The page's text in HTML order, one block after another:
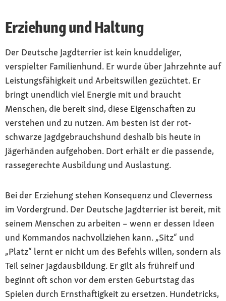
Erziehung und Haltung
Der Deutsche Jagdterrier ist kein knuddeliger,
verspielter Familienhund. Er wurde über Jahrzehnte auf
Leistungsfähigkeit und Arbeitswillen gezüchtet. Er
bringt unendlich viel Energie mit und braucht
Menschen, die bereit sind, diese Eigenschaften zu
verstehen und zu nutzen. Am besten ist der rot-
schwarze Jagdgebrauchshund deshalb bis heute in
Jägerhänden aufgehoben. Dort erhält er die passende,
rassegerechte Ausbildung und Auslastung.
Bei der Erziehung stehen Konsequenz und Cleverness
im Vordergrund. Der Deutsche Jagdterrier ist bereit, mit
seinem Menschen zu arbeiten – wenn er dessen Ideen
und Kommandos nachvollziehen kann. „Sitz“ und
„Platz“ lernt er nicht um des Befehls willen, sondern als
Teil seiner Jagdausbildung. Er gilt als frühreif und
beginnt oft schon vor dem ersten Geburtstag das
Spielen durch Ernsthaftigkeit zu ersetzen. Hundetricks,